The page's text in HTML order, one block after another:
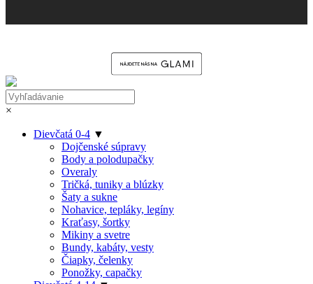
×
Dievčatá 0-4 ▼
Dojčenské súpravy
Body a polodupačky
Overaly
Tričká, tuniky a blúzky
Šaty a sukne
Nohavice, tepláky, legíny
Kraťasy, šortky
Mikiny a svetre
Bundy, kabáty, vesty
Čiapky, čelenky
Ponožky, capačky